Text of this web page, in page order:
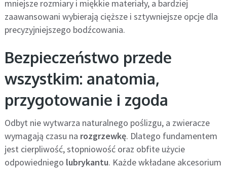
mniejsze rozmiary i miękkie materiały, a bardziej
zaawansowani wybierają cięższe i sztywniejsze opcje dla
precyzyjniejszego bodźcowania.
Bezpieczeństwo przede
wszystkim: anatomia,
przygotowanie i zgoda
Odbyt nie wytwarza naturalnego poślizgu, a zwieracze
wymagają czasu na rozgrzewkę. Dlatego fundamentem
jest cierpliwość, stopniowość oraz obfite użycie
odpowiedniego lubrykantu. Każde wkładane akcesorium